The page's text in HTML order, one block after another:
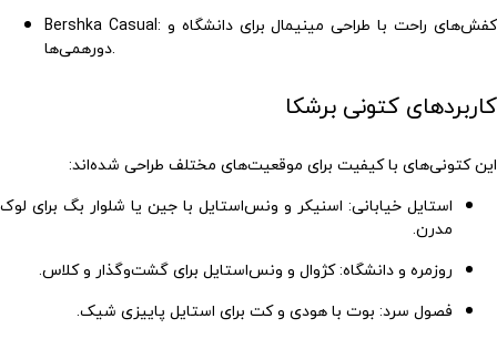
Bershka Casual: کفش‌های راحت با طراحی مینیمال برای دانشگاه و
دورهمی‌ها.
کاربردهای کتونی برشکا
اینکتونی‌های با کیفیت برای موقعیت‌های مختلف طراحی شده‌اند:
استایل خیابانی: اسنیکر و ونس‌استایل با جین یا شلوار بگ برای لوک
مدرن.
روزمره و دانشگاه:کژوال و ونس‌استایل برای گشت‌وگذار و کلاس.
فصول سرد: بوت با هودی و کت برای استایل پاییزی شیک.